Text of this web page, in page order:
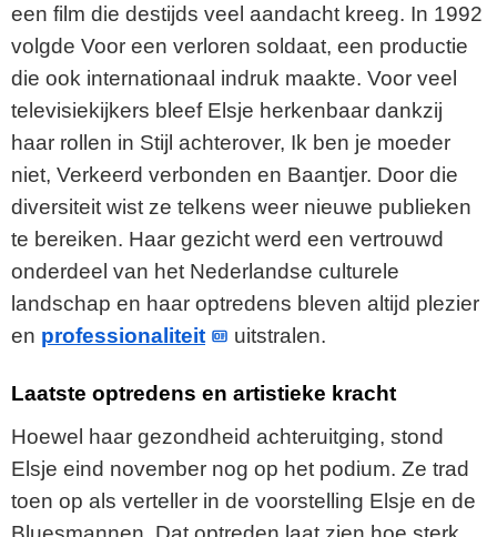
d
e
o
een film die destijds veel aandacht kreeg. In 1992
volgde Voor een verloren soldaat, een productie
die ook internationaal indruk maakte. Voor veel
televisiekijkers bleef Elsje herkenbaar dankzij
haar rollen in Stijl achterover, Ik ben je moeder
niet, Verkeerd verbonden en Baantjer. Door die
diversiteit wist ze telkens weer nieuwe publieken
te bereiken. Haar gezicht werd een vertrouwd
onderdeel van het Nederlandse culturele
landschap en haar optredens bleven altijd plezier
en professionaliteit uitstralen.
Laatste optredens en artistieke kracht
Hoewel haar gezondheid achteruitging, stond
Elsje eind november nog op het podium. Ze trad
toen op als verteller in de voorstelling Elsje en de